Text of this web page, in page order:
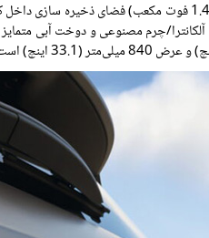
آلپاین با تودوزی آلکانترا/چرم مصنوعی